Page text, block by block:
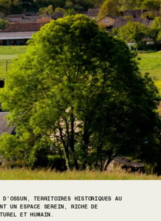
TERRITOIRES HISTORIQUES AU
UN ESPACE SEREIN, RICHE DE
ET HUMAIN.